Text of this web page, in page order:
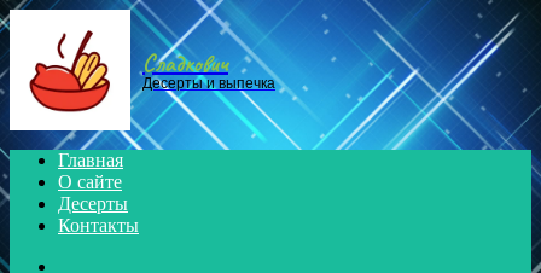
Menu
Сладкович
Десерты и выпечка
Главная
О сайте
Десерты
Контакты